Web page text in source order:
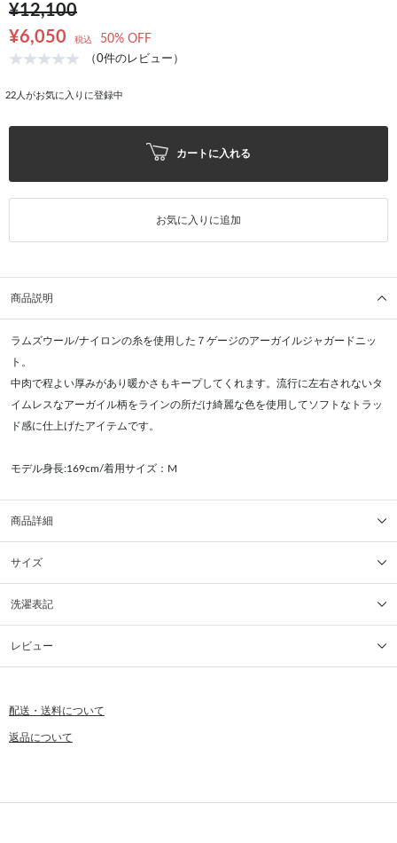
¥12,100
¥6,050
税込 50% OFF
（0件のレビュー）
22 人がお気に入りに登録中
カートに入れる
お気に入りに追加
商品説明
ラムズウール/ナイロンの糸を使用した７ゲージのアーガイルジャガードニッ
ト。
中肉で程よい厚みがあり暖かさもキープしてくれます。流行に左右されないタ
イムレスなアーガイル柄をラインの所だけ綺麗な色を使用してソフトなトラッ
ド感に仕上げたアイテムです。
モデル身長:169cm/着用サイズ：M
商品詳細
サイズ
洗濯表記
レビュー
配送・送料について
返品について